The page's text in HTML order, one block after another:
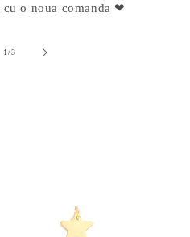
o noua comanda ❤
1/din
3